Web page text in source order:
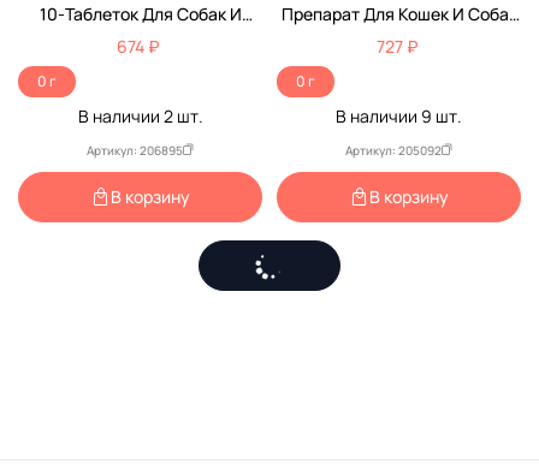
10-Таблеток Для Собак И
Кошек Для Лечения
Грибковых Заболеваний Кожи
674 ₽
0 г
В наличии 2шт.
Артикул: 206895
В корзину
Препарат Для Кошек И Собак
Для Лечения Стригущего
Лишая И Грибковых
Заболеваний Спрей Apicenna
(Апиценна)
727 ₽
0 г
В наличии 9 шт.
Артикул: 205092
В корзину